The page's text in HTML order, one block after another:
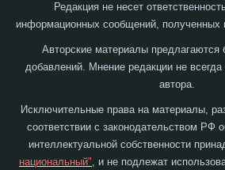
Редакция не несет
информационных сообщений, полученных
Авторские материалы предлагаются
добавлений. Мнение редакции не
автора.
Исключительные права на материалы,
соответствии с законодательством РФ
интеллектуальной собственности
национальный" , и не подлежат